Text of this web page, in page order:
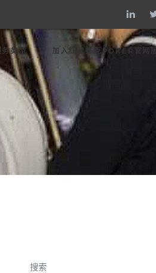
务类型 加入红龙扑克POKER官网版
搜索